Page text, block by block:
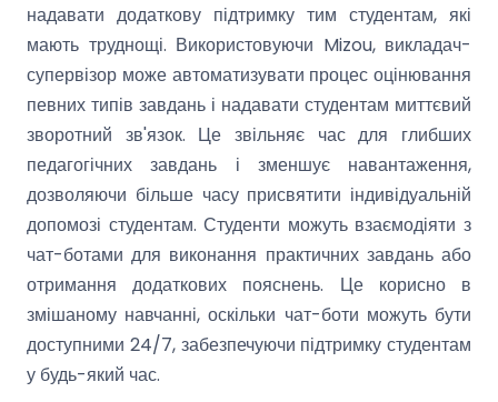
надавати додаткову підтримку тим студентам, які
мають труднощі. Використовуючи Mizou, викладач-
супервізор може автоматизувати процес оцінювання
певних типів завдань і надавати студентам миттєвий
зворотний зв'язок. Це звільняє час для глибших
педагогічних завдань і зменшує навантаження,
дозволяючи більше часу присвятити індивідуальній
допомозі студентам. Студенти можуть взаємодіяти з
чат-ботами для виконання практичних завдань або
отримання додаткових пояснень. Це корисно в
змішаному навчанні, оскільки чат-боти можуть бути
доступними 24/7, забезпечуючи підтримку студентам
у будь-який час.